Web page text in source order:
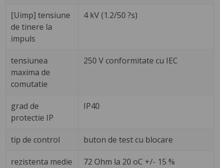
[Uimp] tensiune
de tinere la
impuls
4 kV (1.2/50 ?s)
tensiunea
maxima de
comutatie
250 V conformitate cu IEC
grad de
protectie IP
IP40
tip de control buton de test cu blocare
rezistenta medie 72 Ohm la 20 oC +/- 15 %